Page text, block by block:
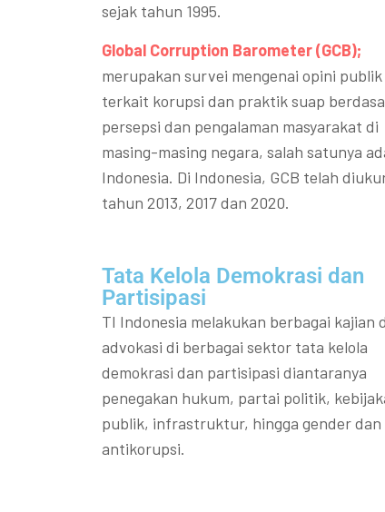
sejak tahun 1995.
Global Corruption Barometer (GCB);
merupakan survei mengenai opini publik
terkait korupsi dan praktik suap
persepsi dan pengalaman masyarakat di
masing-masing negara, salah satunya
Indonesia. Di Indonesia, GCB telah
tahun 2013, 2017 dan 2020.
Tata Kelola Demokrasi dan
Partisipasi​
TI Indonesia melakukan berbagai kajian
advokasi di berbagai sektor tata kelola
demokrasi dan partisipasi diantaranya
penegakan hukum, partai politik,
publik, infrastruktur, hingga gender dan
antikorupsi.